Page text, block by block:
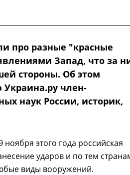
про разные "красные
Запад, что за
стороны. Об этом
член-
наук России, историк,
этого года российская
ударов и по тем
виды вооружений.